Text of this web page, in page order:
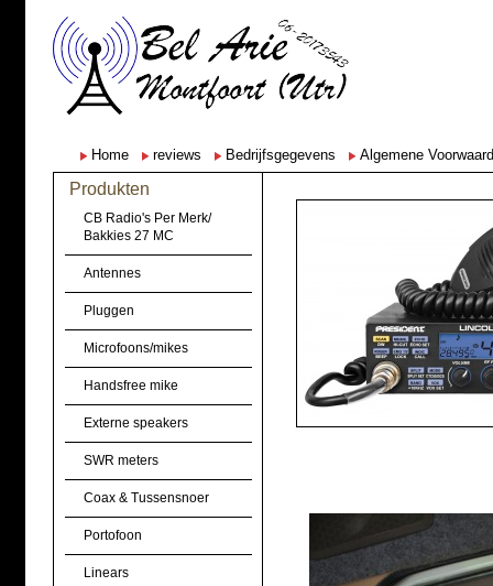
Home reviews Bedrijfsgegevens Algemene
Produkten
CB Radio's Per Merk/
Bakkies 27 MC
Antennes
Pluggen
Microfoons/mikes
Handsfree mike
Externe speakers
SWR meters
Coax & Tussensnoer
Portofoon
Linears